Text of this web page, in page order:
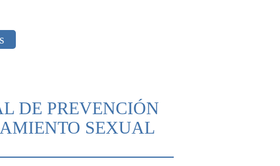
DE PREVENCIÓN
SEXUAL